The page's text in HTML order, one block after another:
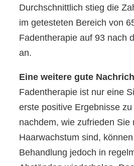
Durchschnittlich stieg die
im getesteten Bereich von
Fadentherapie auf 93 nach
an.
Eine weitere gute
Fadentherapie ist nur eine
erste positive Ergebnisse
nachdem, wie zufrieden Sie
Haarwachstum sind,
Behandlung jedoch in